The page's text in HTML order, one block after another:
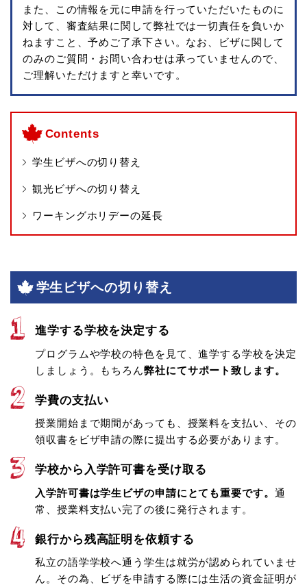
また、この情報を元に申請を行っていただいたものに
対して、審査結果に関して弊社では一切責任を負いか
ねますこと、予めご了承下さい。なお、ビザに関して
のみのご質問・お問い合わせは承っていませんので、
ご理解いただけますと幸いです。
Contents
学生ビザへの切り替え
観光ビザへの切り替え
ワーキングホリデーの延長
学生ビザへの切り替え
進学する学校を決定する
プログラムや学校の特色を見て、進学する学校を決定
しましょう。もちろん弊社にてサポート致します。
学費の支払い
授業開始まで期間があっても、授業料を支払い、その
領収書をビザ申請の際に提出する必要があります。
学校から入学許可書を受け取る
入学許可書は学生ビザの申請にとても重要です。 通
常、授業料支払い完了の後に発行されます。
銀行から残高証明を依頼する
私立の語学学校へ通う学生は就労が認められていませ
ん。その為、ビザを申請する際には生活の資金証明が